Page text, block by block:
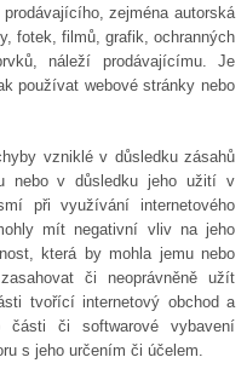
zejména autorská
fotek, filmů, grafik, ochranných
náleží prodávajícímu. Je
používat webové stránky nebo
vzniklé v důsledku zásahů
nebo v důsledku jeho užití v
při využívání internetového
mít negativní vliv na jeho
která by mohla jemu nebo
či neoprávněně užít
tvořící internetový obchod a
části či softwarové vybavení
s jeho určením či účelem.